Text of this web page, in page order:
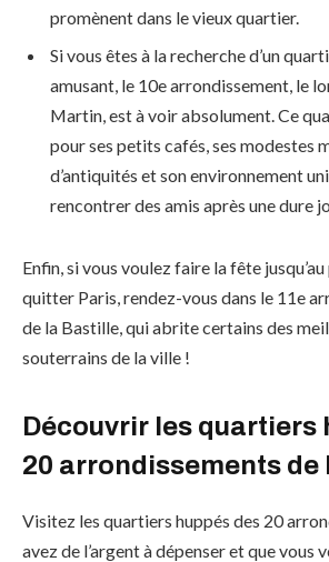
promènent dans le vieux quartier.
Si vous êtes à la recherche d’un
amusant, le 10e arrondissement, le
Martin, est à voir absolument. Ce
pour ses petits cafés, ses modestes
d’antiquités et son environnement
rencontrer des amis après une dure
Enfin, si vous voulez faire la fête
quitter Paris, rendez-vous dans le 11e
de la Bastille, qui abrite certains des
souterrains de la ville !
Découvrir les quartiers
20 arrondissements de
Visitez les quartiers huppés des 20
avez de l’argent à dépenser et que vous